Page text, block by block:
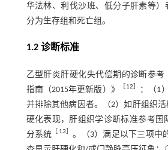
华法林、利伐沙班、低分子肝素等）
分为生存组和死亡组。
1.2 诊断标准
乙型肝炎肝硬化失代偿期的诊断参考
指南（2015年更新版）》
［12］
：（1
并排除其他病因者。（2）如肝组织
硬化表现，肝组织学诊断标准参考国
分系统 ［ 13］ 。（3）满足以下三项